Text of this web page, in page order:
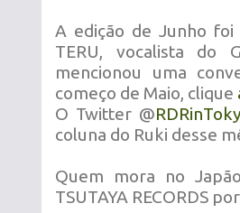
A edição de Junho
TERU, vocalista do
mencionou uma
começo de Maio, clique
O Twitter @
coluna do Ruki desse
Quem mora no
TSUTAYA RECORDS